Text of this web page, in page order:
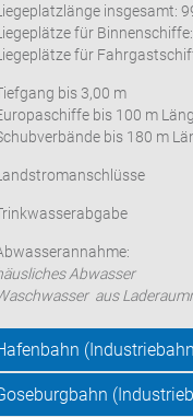
insgesamt:
für
für
bis 3,00 m
bis 100 m
bis 180 m
Abwasser
aus